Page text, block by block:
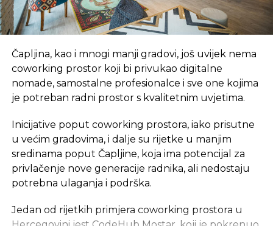
Čapljina, kao i mnogi manji gradovi, još uvijek nema
coworking prostor koji bi privukao digitalne
nomade, samostalne profesionalce i sve one kojima
je potreban radni prostor s kvalitetnim uvjetima.
Inicijative poput coworking prostora, iako prisutne
u većim gradovima, i dalje su rijetke u manjim
sredinama poput Čapljine, koja ima potencijal za
privlačenje nove generacije radnika, ali nedostaju
potrebna ulaganja i podrška.
Jedan od rijetkih primjera coworking prostora u